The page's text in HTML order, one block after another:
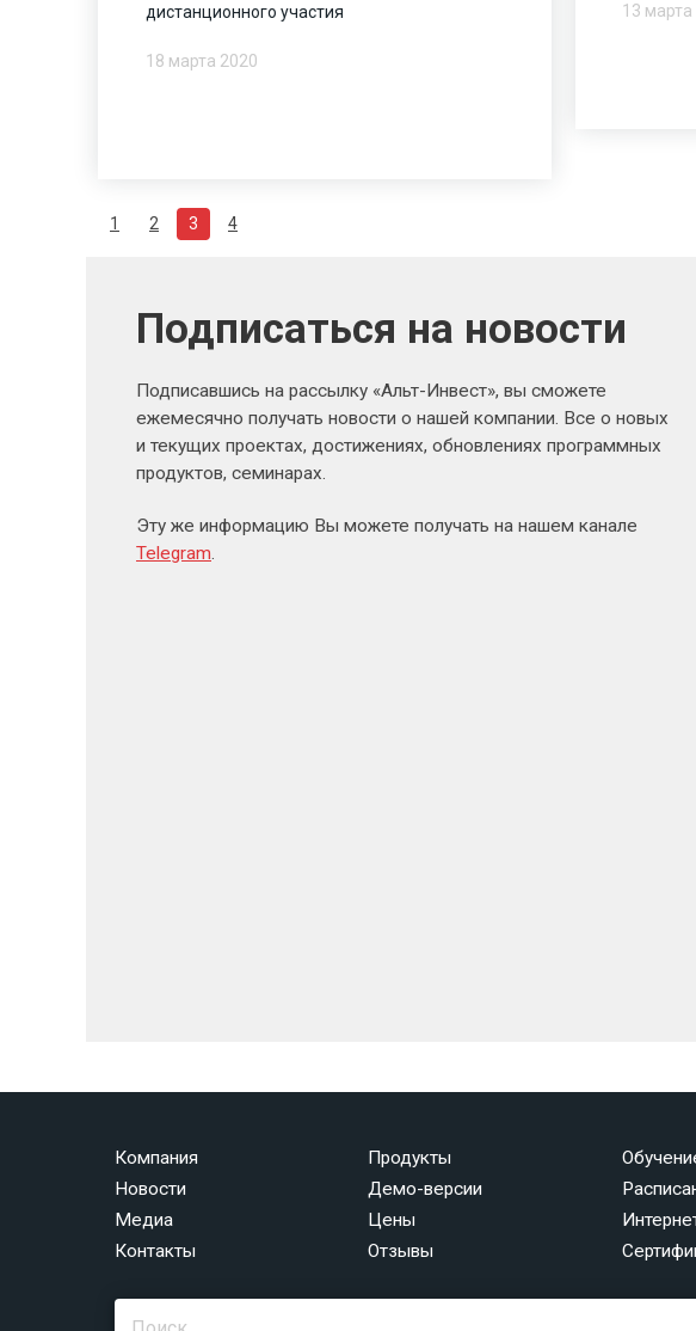
дистанционного участия
18 марта 2020
13 марта
1 2 3 4
Подписаться на новости
Подписавшись на рассылку «Альт-Инвест», вы сможете
ежемесячно получать новости о нашей компании. Все о новых
и текущих проектах, достижениях, обновлениях программных
продуктов, семинарах.
Эту же информацию Вы можете получать на нашем канале
Telegram.
Компания
Новости
Медиа
Контакты
Продукты
Демо-версии
Цены
Отзывы